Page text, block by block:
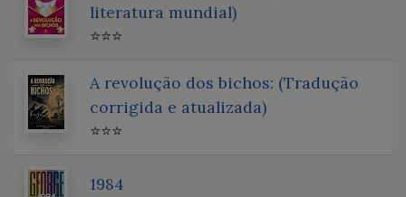
literatura mundial)
⭐⭐⭐
A revolução dos bichos: (Tradução
corrigida e atualizada)
⭐⭐⭐
1984